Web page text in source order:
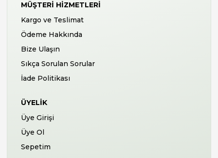
MÜŞTERI HIZMETLERI
Kargo ve Teslimat
Ödeme Hakkında
Bize Ulaşın
Sıkça Sorulan Sorular
İade Politikası
ÜYELIK
Üye Girişi
Üye Ol
Sepetim